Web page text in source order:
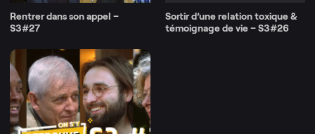
Rentrer dans son appel –
S3#27
Sortir d’une relation toxique &
témoignage de vie – S3#26